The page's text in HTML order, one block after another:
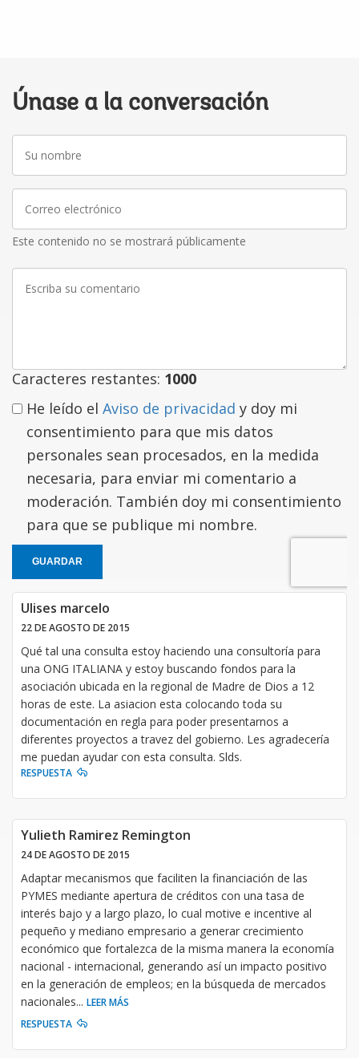
Únase a la conversación
Su
nombre
Correo
electrónico
Este contenido no se mostrará públicamente
Escriba
Caracteres restantes: 1000
He leído el Aviso de privacidad y doy mi
consentimiento para que mis datos
personales sean procesados, en la medida
necesaria, para enviar mi comentario a
moderación. También doy mi consentimiento
para que se publique mi nombre.
GUARDAR
Ulises marcelo
22 DE AGOSTO DE 2015
Qué tal una consulta estoy haciendo una consultoría para
una ONG ITALIANA y estoy buscando fondos para la
asociación ubicada en la regional de Madre de Dios a 12
horas de este. La asiacion esta colocando toda su
documentación en regla para poder presentarnos a
diferentes proyectos a travez del gobierno. Les agradecería
me puedan ayudar con esta consulta. Slds.
RESPUESTA
Yulieth Ramirez Remington
24 DE AGOSTO DE 2015
Adaptar mecanismos que faciliten la financiación de las
PYMES mediante apertura de créditos con una tasa de
interés bajo y a largo plazo, lo cual motive e incentive al
pequeño y mediano empresario a generar crecimiento
económico que fortalezca de la misma manera la economía
nacional - internacional, generando así un impacto positivo
en la generación de empleos; en la búsqueda de mercados
nacionales... LEER MÁS
RESPUESTA